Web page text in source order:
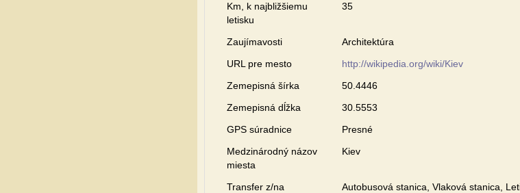
Km, k najbližšiemu
letisku
35
Zaujímavosti
Architektúra
URL pre mesto
http://wikipedia.org/wiki/Kiev
Zemepisná šírka
50.4446
Zemepisná dĺžka
30.5553
GPS súradnice
Presné
Medzinárodný názov
miesta
Kiev
Transfer z/na Autobusová stanica, Vlaková stanica,